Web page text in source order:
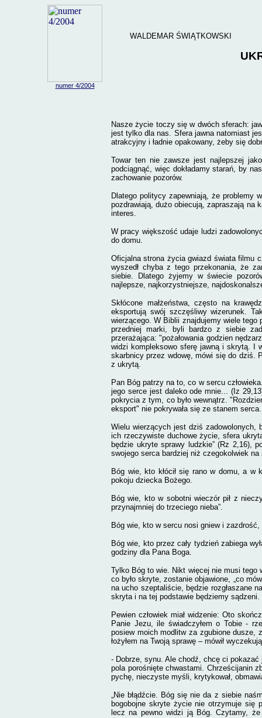
numer 4/2004
WALDEMAR ŚWIĄTKOWSKI
Nasze życie toczy się w dwóch sferach:
jest tylko dla nas. Sfera jawna natomiast
atrakcyjny i ładnie opakowany, żeby się
Towar ten nie zawsze jest najlepszej
podciągnąć, więc dokładamy starań, by
zachowanie pozorów.
Dlatego politycy zapewniają, że problemy
pozdrawiają, dużo obiecują, zapraszają na
interes.
W pracy większość udaje ludzi
do domu.
Oficjalna strona życia gwiazd świata filmu
wyszedł chyba z tego przekonania, że
siebie.
Dlatego żyjemy w świecie
najlepsze, najkorzystniejsze,
Skłócone małżeństwa, często na
eksportują swój szczęśliwy wizerunek.
wierzącego. W Biblii znajdujemy wiele tego
przedniej marki, byli bardzo z siebie
przerażająca: "pożałowania godzien
widzi kompleksowo sferę jawną i skrytą. I
skarbnicy przez wdowę, mówi się do dziś.
z ukrytą.
Pan Bóg patrzy na to, co w sercu
jego serce jest daleko ode mnie... (Iz
pokrycia z tym, co było wewnątrz.
eksport" nie pokrywała się ze stanem serca.
Wielu wierzących jest dziś zadowolonych,
ich rzeczywiste duchowe życie, sfera
będzie ukryte sprawy ludzkie” (Rz 2,16),
swojego serca bardziej niż czegokolwiek
Bóg wie, kto kłócił się rano w domu, a w
pokoju dziecka Bożego.
Bóg wie, kto w sobotni wieczór pił z
przynajmniej do trzeciego nieba”.
Bóg wie, kto w sercu nosi gniew i
Bóg wie, kto przez cały tydzień zabiega
godziny dla Pana Boga.
Tylko Bóg to wie. Nikt więcej nie musi tego
co było skryte, zostanie objawione, „co
na ucho szeptaliście, będzie rozgłaszane
skryta i na tej podstawie będziemy
Pewien człowiek miał widzenie: Oto
Panie Jezu, ile świadczyłem o Tobie -
posiew moich modlitw za zgubione dusze,
łożyłem na Twoją sprawę – mówił
- Dobrze, synu. Ale chodź, chcę ci pokazać
pola porośnięte chwastami. Chrześcijanin
pychę, nieczyste myśli, krytykował,
„Nie błądźcie. Bóg się nie da z siebie
bogobojne skryte życie nie otrzymuje się
lecz na pewno widzi ją Bóg. Czytamy,